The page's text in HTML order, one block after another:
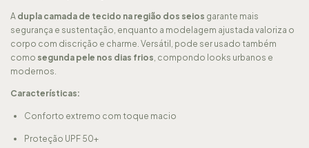
A dupla camada de tecido na região dos seios garante mais
segurança e sustentação, enquanto a modelagem ajustada valoriza o
corpo com discrição e charme. Versátil, pode ser usado também
como segunda pele nos dias frios , compondo looks urbanos e
modernos.
Características:
Conforto extremo com toque macio
Proteção UPF 50+